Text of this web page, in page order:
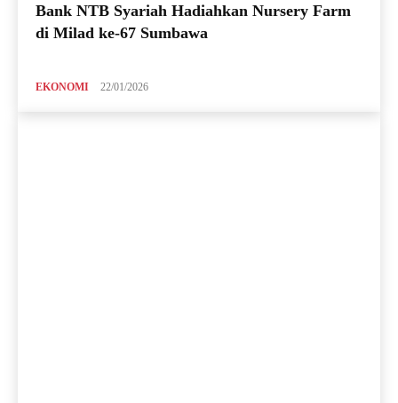
Bank NTB Syariah Hadiahkan Nursery Farm
di Milad ke-67 Sumbawa
EKONOMI 22/01/2026